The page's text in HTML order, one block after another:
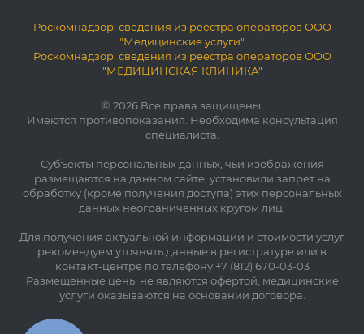
Роскомнадзор: сведения из реестра операторов ООО
"Медицинские услуги"
Роскомнадзор: сведения из реестра операторов ООО
"МЕДИЦИНСКАЯ КЛИНИКА"
© 2026 Все права защищены.
Имеются противопоказания. Необходима консультация
специалиста.
Субъекты персональных данных, чьи изображения
размещаются на данном сайте, установили запрет на
обработку (кроме получения доступа) этих персональных
данных неограниченных кругом лиц.
Для получения актуальной информации и стоимости услуг
рекомендуем уточнять данные в регистратуре или в
контакт-центре по телефону +7 (812) 670-03-03
Размещенные цены не являются офертой, медицинские
услуги оказываются на основании договора.